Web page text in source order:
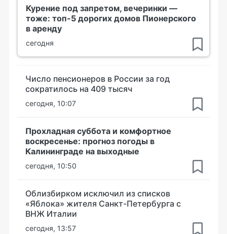
Курение под запретом, вечеринки —
тоже: топ-5 дорогих домов Пионерского
в аренду
сегодня
Число пенсионеров в России за год
сократилось на 409 тысяч
сегодня, 10:07
Прохладная суббота и комфортное
воскресенье: прогноз погоды в
Калининграде на выходные
сегодня, 10:50
Облизбирком исключил из списков
«Яблока» жителя Санкт-Петербурга с
ВНЖ Италии
сегодня, 13:57